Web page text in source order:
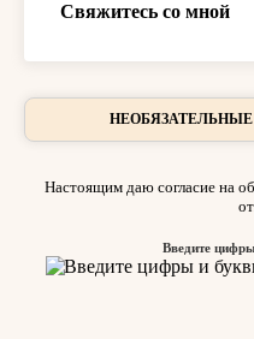
Свяжитесь со мной
Настоящим даю согласие на
Введите